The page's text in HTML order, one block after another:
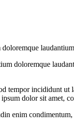
doloremque
tempor incididunt
dolor sit amet,
enim